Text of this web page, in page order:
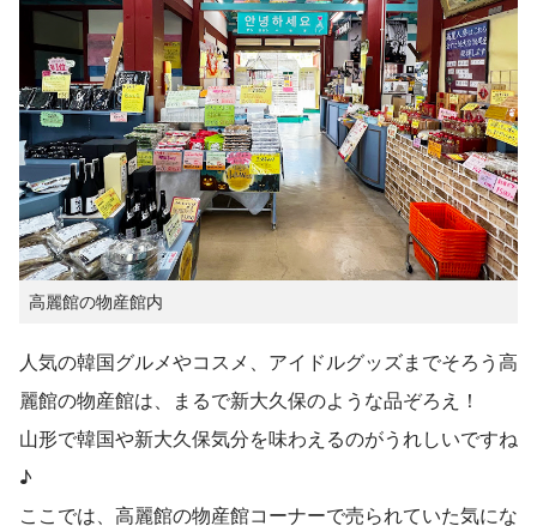
高麗館の物産館内
人気の韓国グルメやコスメ、アイドルグッズまでそろう高
麗館の物産館は、まるで新大久保のような品ぞろえ！
山形で韓国や新大久保気分を味わえるのがうれしいですね
♪
ここでは、高麗館の物産館コーナーで売られていた気にな